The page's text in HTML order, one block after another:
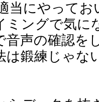
当にやって
ミングで気に
音声の確認を
は鍛練じゃな